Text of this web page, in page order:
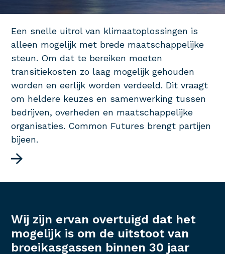
Een snelle uitrol van klimaatoplossingen is
alleen mogelijk met brede maatschappelijke
steun. Om dat te bereiken moeten
transitiekosten zo laag mogelijk gehouden
worden en eerlijk worden verdeeld. Dit vraagt
om heldere keuzes en samenwerking tussen
bedrijven, overheden en maatschappelijke
organisaties. Common Futures brengt partijen
bijeen.
Wij zijn ervan overtuigd dat het
mogelijk is om de uitstoot van
broeikasgassen binnen 30 jaar